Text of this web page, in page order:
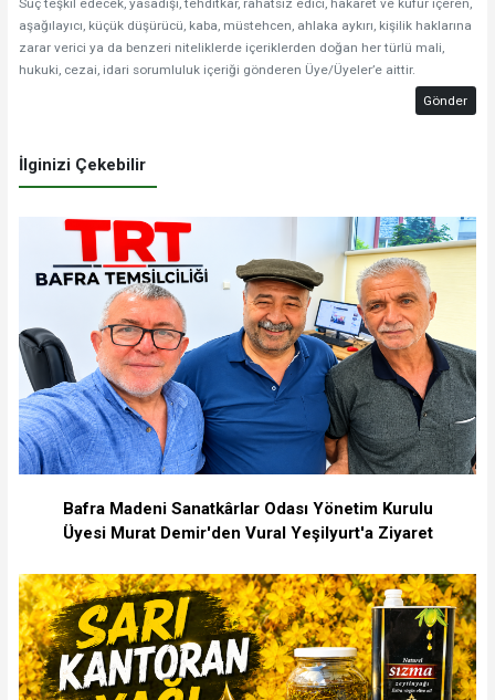
aşağılayıcı, küçük düşürücü, kaba, müstehcen, ahlaka aykırı, kişilik haklarına
zarar verici ya da benzeri niteliklerde içeriklerden doğan her türlü mali,
hukuki, cezai, idari sorumluluk içeriği gönderen Üye/Üyeler’e aittir.
Gönder
İlginizi Çekebilir
Bafra Madeni Sanatkârlar Odası Yönetim Kurulu
Üyesi Murat Demir'den Vural Yeşilyurt'a Ziyaret